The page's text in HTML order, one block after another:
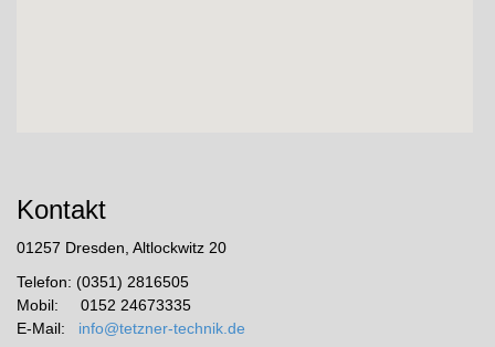
Kontakt
01257 Dresden, Altlockwitz 20
Telefon: (0351) 2816505
Mobil: 0152 24673335
E-Mail: info@tetzner-technik.de